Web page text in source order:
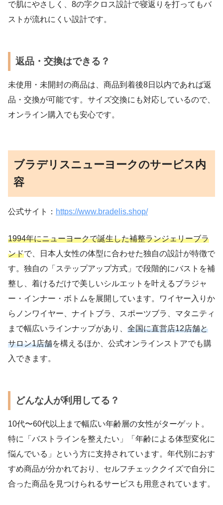
で肌にやさしく、8の字クロス設計で寝返りを打ってもバ
ストが流れにくい設計です。
返品・交換はできる？
未使用・未開封の商品は、商品到着後8日以内であれば返
品・交換が可能です。サイズ交換にも対応しているので、
オンライン購入でも安心です。
ブラデリスニューヨークのサービス内
容
公式サイト： https://www.bradelis.shop/
1994年にニューヨークで誕生した補整ランジェリーブラ
ンドで、日本人女性の体型に合わせた独自の設計が特徴で
す。独自の「ステップアップ方式」で段階的にバストを補
整し、着けるだけで美しいシルエットを叶えるブラジャ
ー・インナー・ボトムを展開しています。ワイヤー入りか
らノンワイヤー、ナイトブラ、スポーツブラ、マタニティ
まで幅広いラインナップがあり、 全国に直営店12店舗と
サロン1店舗を構えるほか、公式オンラインストアでも購
入できます。
どんな人が利用してる？
10代〜60代以上まで幅広い年齢層の女性がターゲット。
特に「バストラインを整えたい」「年齢による体型変化に
悩んでいる」という方に支持されています。年代別におす
すめ商品が分かれており、セルフチェッククイズで自分に
合った商品を見つけられるサービスも用意されています。